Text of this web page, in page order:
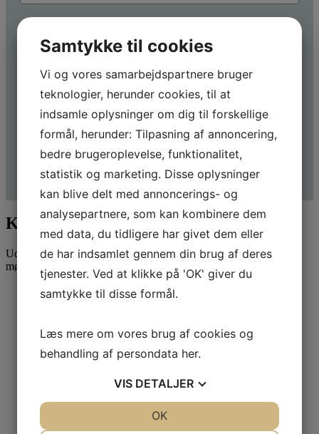
Besked
Send
Kontakt Attent
Udfyld formularen for at blive kontaktet vedr. et uforpligtende
møde.
Samtykke til cookies
Vi og vores samarbejdspartnere bruger
teknologier, herunder cookies, til at
indsamle oplysninger om dig til forskellige
formål, herunder: Tilpasning af annoncering,
bedre brugeroplevelse, funktionalitet,
statistik og marketing. Disse oplysninger
kan blive delt med annoncerings- og
analysepartnere, som kan kombinere dem
med data, du tidligere har givet dem eller
de har indsamlet gennem din brug af deres
tjenester. Ved at klikke på 'OK' giver du
samtykke til disse formål.
Læs mere om vores brug af cookies og
behandling af persondata her.
VIS DETALJER
OK